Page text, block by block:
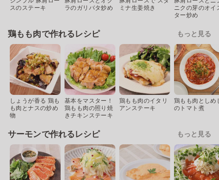
スのステーキ
ラのガリバタ炒め
ミナ生姜焼き
ニクの芽のオイ
ター炒め
鶏もも肉で作れるレシピ もっと見る
しょうが香る 鶏も
も肉とナスの炒め
物
基本をマスター！
鶏もも肉の照り焼
きチキンステーキ
鶏もも肉のイタリ
アンステーキ
鶏もも肉としめ
のトマト煮
サーモンで作れるレシピ もっと見る